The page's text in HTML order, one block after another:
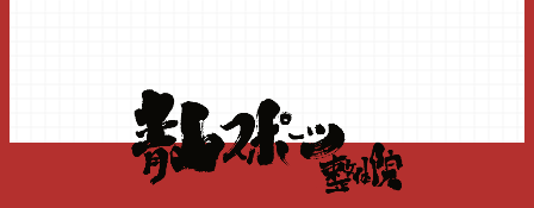
2026年1月
2025年11月(1)